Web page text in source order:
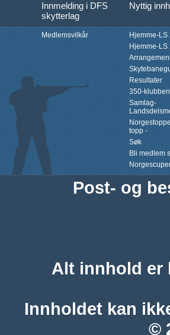
Innmelding i DFS
skytterlag
Nyttig
Medlemsvilkår
Hjemme-LS
Hjemme-LS
Resultater
350-klubben
Samlag-
topp -
Søk
Bli medlem
Post- og
Alt innhold er
Innholdet kan
©